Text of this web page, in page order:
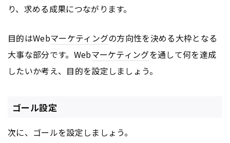
り、求める成果につながります。
目的はWebマーケティングの方向性を決める大枠となる
大事な部分です。Webマーケティングを通して何を達成
したいか考え、目的を設定しましょう。
ゴール設定
次に、ゴールを設定しましょう。